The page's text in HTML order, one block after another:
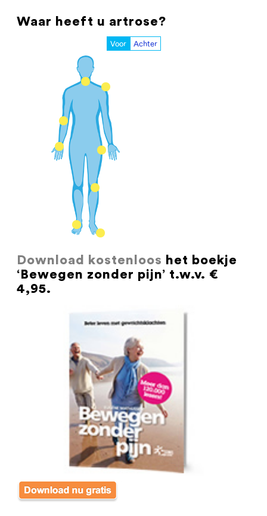
Waar heeft u artrose?
Voor Achter
Download kostenloos het boekje
‘Bewegen zonder pijn’ t.w.v. €
4,95.